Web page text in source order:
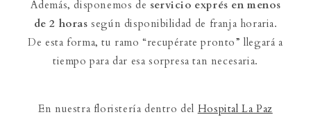
Además, disponemos de servicio exprés en menos
de 2 horas según disponibilidad de franja horaria.
De esta forma, tu ramo “recupérate pronto” llegará a
tiempo para dar esa sorpresa tan necesaria.
En nuestra floristería dentro del Hospital La Paz